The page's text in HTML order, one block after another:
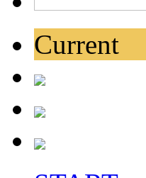
Current